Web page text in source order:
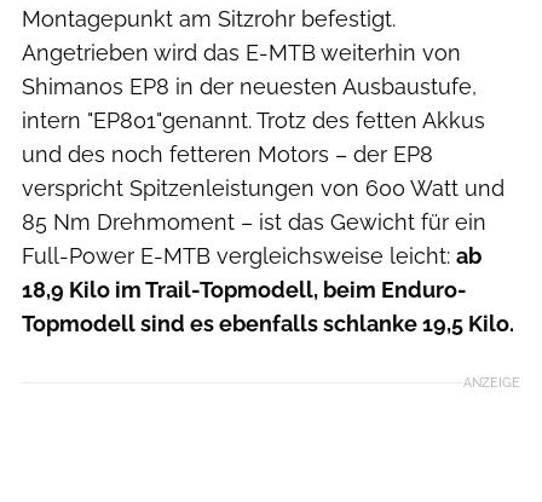
Montagepunkt am Sitzrohr befestigt.
Angetrieben wird das E-MTB weiterhin von
Shimanos EP8 in der neuesten Ausbaustufe,
intern "EP801"genannt. Trotz des fetten Akkus
und des noch fetteren Motors – der EP8
verspricht Spitzenleistungen von 600 Watt und
85 Nm Drehmoment – ist das Gewicht für ein
Full-Power E-MTB vergleichsweise leicht: ab
18,9 Kilo im Trail-Topmodell, beim Enduro-
Topmodell sind es ebenfalls schlanke 19,5 Kilo.
ANZEIGE